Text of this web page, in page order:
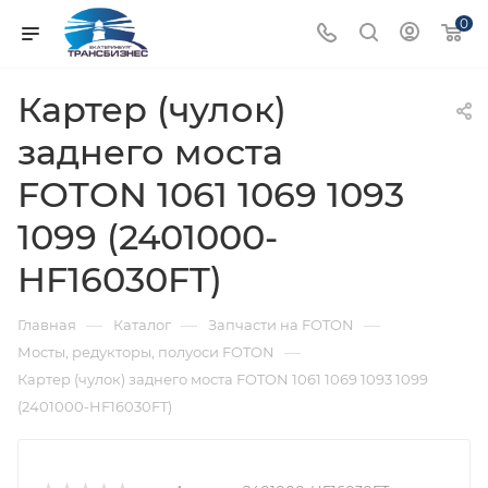
0
Картер (чулок)
заднего моста
FOTON 1061 1069 1093
1099 (2401000-
HF16030FT)
Главная — Каталог — Запчасти на FOTON —
Мосты, редукторы, полуоси FOTON —
Картер (чулок) заднего моста FOTON 1061 1069 1093 1099
(2401000-HF16030FT)